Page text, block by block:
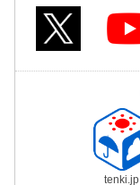
tenki.jp